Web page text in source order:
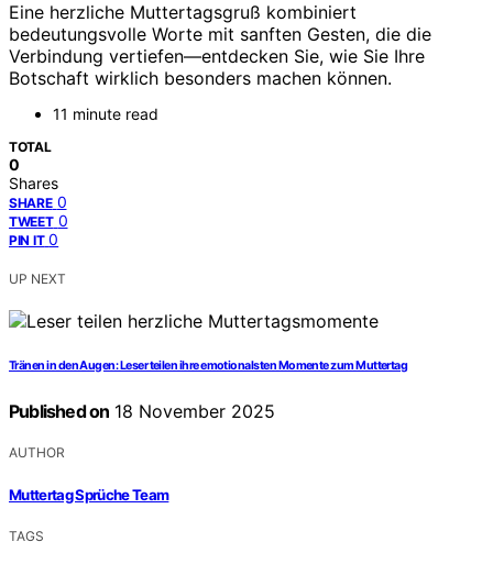
Eine herzliche Muttertagsgruß kombiniert
bedeutungsvolle Worte mit sanften Gesten, die die
Verbindung vertiefen—entdecken Sie, wie Sie Ihre
Botschaft wirklich besonders machen können.
11 minute read
TOTAL
0
Shares
SHARE 0
TWEET 0
PIN IT 0
UP NEXT
Tränen in den Augen: Leser teilen ihre emotionalsten Momente zum Muttertag
Published on 18 November 2025
AUTHOR
Muttertag Sprüche Team
TAGS